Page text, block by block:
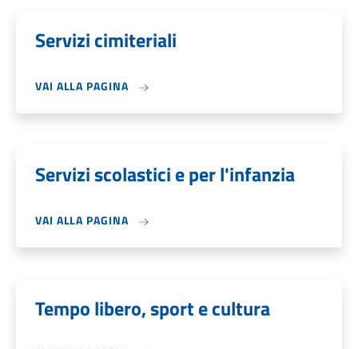
Servizi cimiteriali
VAI ALLA PAGINA
Servizi scolastici e per l'infanzia
VAI ALLA PAGINA
Tempo libero, sport e cultura